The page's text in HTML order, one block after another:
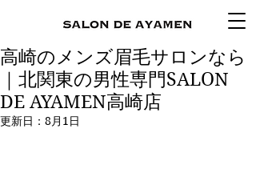
高崎のメンズ眉毛サロンなら
｜北関東の男性専門SALON
DE AYAMEN高崎店
更新日： 8月1日